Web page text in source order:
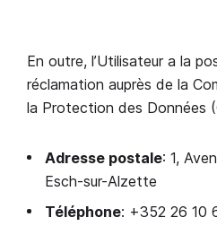
En outre, l’Utilisateur a la
réclamation auprès de la
la Protection des Données
Adresse postale: 1,
Esch-sur-Alzette
Téléphone: +352 26 10